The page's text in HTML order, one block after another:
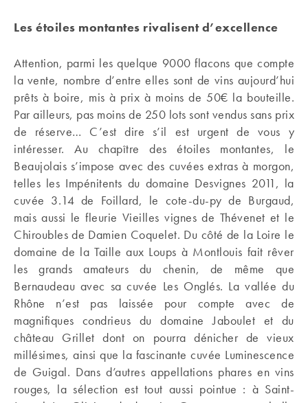
Les étoiles montantes rivalisent d’excellence
Attention, parmi les quelque 9000 flacons que compte
la vente, nombre d’entre elles sont de vins aujourd’hui
prêts à boire, mis à prix à moins de 50€ la bouteille.
Par ailleurs, pas moins de 250 lots sont vendus sans prix
de réserve… C’est dire s’il est urgent de vous y
intéresser. Au chapître des étoiles montantes, le
Beaujolais s’impose avec des cuvées extras à morgon,
telles les Impénitents du domaine Desvignes 2011, la
cuvée 3.14 de Foillard, le cote-du-py de Burgaud,
mais aussi le fleurie Vieilles vignes de Thévenet et le
Chiroubles de Damien Coquelet. Du côté de la Loire le
domaine de la Taille aux Loups à Montlouis fait rêver
les grands amateurs du chenin, de même que
Bernaudeau avec sa cuvée Les Onglés. La vallée du
Rhône n’est pas laissée pour compte avec de
magnifiques condrieus du domaine Jaboulet et du
château Grillet dont on pourra dénicher de vieux
millésimes, ainsi que la fascinante cuvée Luminescence
de Guigal. Dans d’autres appellations phares en vins
rouges, la sélection est tout aussi pointue : à Saint-